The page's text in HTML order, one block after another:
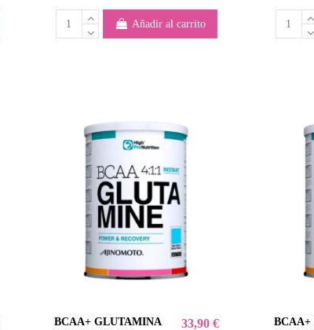
Añadir al carrito
BCAA+ GLUTAMINA
33,90 €
BCAA+